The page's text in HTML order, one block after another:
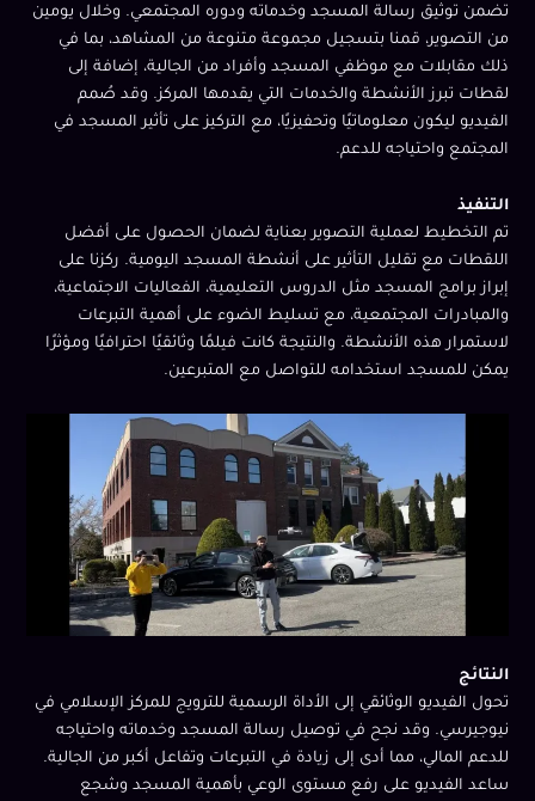
تضمن توثيق رسالة المسجد وخدماته ودوره المجتمعي. وخلال يومين
من التصوير، قمنا بتسجيل مجموعة متنوعة من المشاهد، بما في
ذلك مقابلات مع موظفي المسجد وأفراد من الجالية، إضافة إلى
لقطات تبرز الأنشطة والخدمات التي يقدمها المركز. وقد صُمم
الفيديو ليكون معلوماتيًا وتحفيزيًا، مع التركيز على تأثير المسجد في
المجتمع واحتياجه للدعم.
التنفيذ
تم التخطيط لعملية التصوير بعناية لضمان الحصول على أفضل
اللقطات مع تقليل التأثير على أنشطة المسجد اليومية. ركزنا على
إبراز برامج المسجد مثل الدروس التعليمية، الفعاليات الاجتماعية،
والمبادرات المجتمعية، مع تسليط الضوء على أهمية التبرعات
لاستمرار هذه الأنشطة. والنتيجة كانت فيلمًا وثائقيًا احترافيًا ومؤثرًا
يمكن للمسجد استخدامه للتواصل مع المتبرعين.
النتائج
تحول الفيديو الوثائقي إلى الأداة الرسمية للترويج للمركز الإسلامي في
نيوجيرسي. وقد نجح في توصيل رسالة المسجد وخدماته واحتياجه
للدعم المالي، مما أدى إلى زيادة في التبرعات وتفاعل أكبر من الجالية.
ساعد الفيديو على رفع مستوى الوعي بأهمية المسجد وشجع